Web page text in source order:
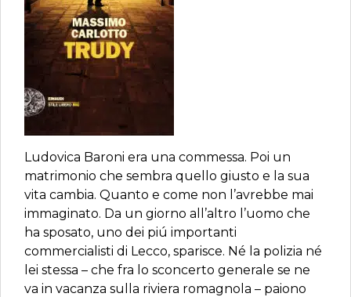
Ludovica Baroni era una commessa. Poi un
matrimonio che sembra quello giusto e la sua
vita cambia. Quanto e come non l’avrebbe mai
immaginato. Da un giorno all’altro l’uomo che
ha sposato, uno dei piú importanti
commercialisti di Lecco, sparisce. Né la polizia né
lei stessa – che fra lo sconcerto generale se ne
va in vacanza sulla riviera romagnola – paiono